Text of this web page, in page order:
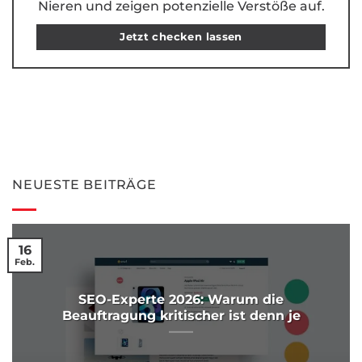
Nieren und zeigen potenzielle Verstöße auf.
Jetzt checken lassen
NEUESTE BEITRÄGE
SEO-Experte 2026: Warum die
Beauftragung kritischer ist denn je
16
Feb.